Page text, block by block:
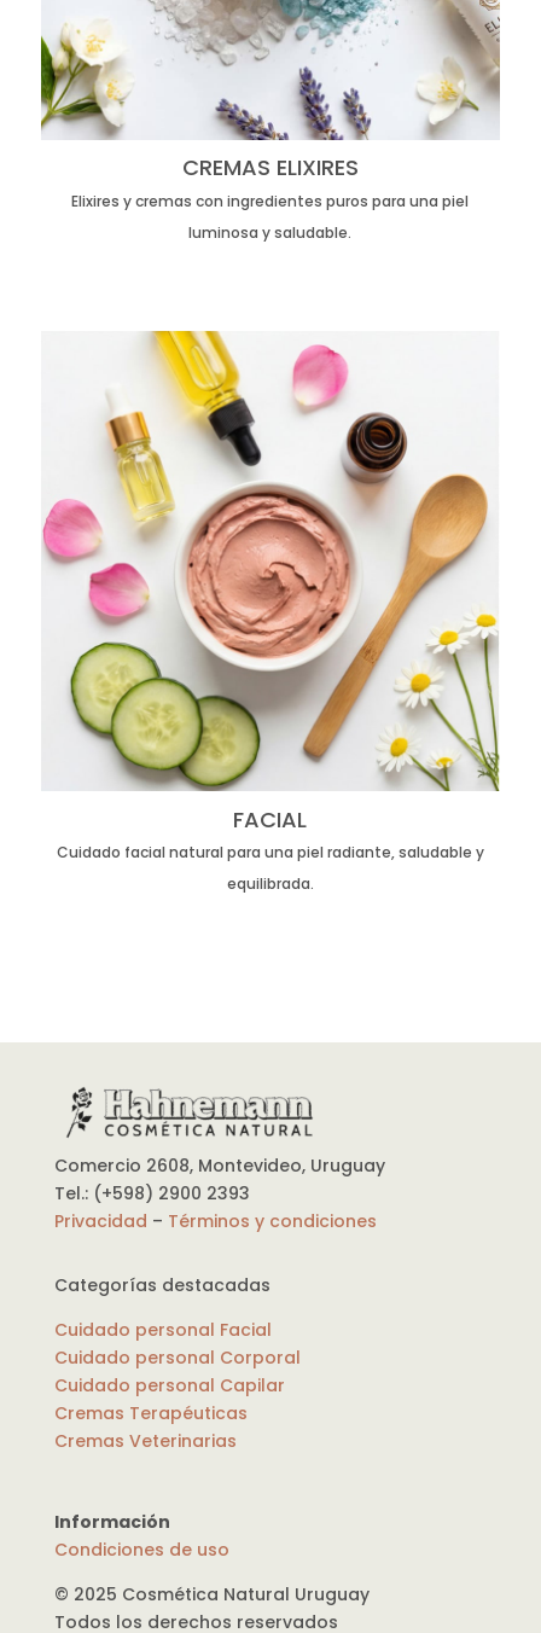
CREMAS ELIXIRES
Elixires y cremas con ingredientes puros para una piel
luminosa y saludable.
FACIAL
Cuidado facial natural para una piel radiante, saludable y
equilibrada.
Comercio 2608, Montevideo, Uruguay
Tel.: (+598) 2900 2393
Privacidad – Términos y condiciones
Categorías destacadas
Cuidado personal Facial
Cuidado personal Corporal
Cuidado personal Capilar
Cremas Terapéuticas
Cremas Veterinarias
Información
Condiciones de uso
© 2025 Cosmética Natural Uruguay
Todos los derechos reservados